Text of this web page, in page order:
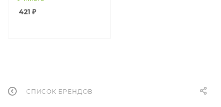
421 ₽
СПИСОК БРЕНДОВ